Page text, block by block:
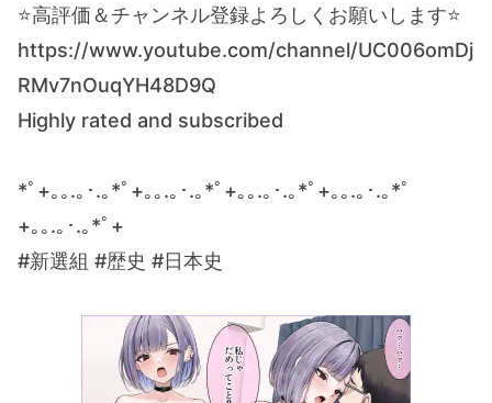
⭐️高評価＆チャンネル登録よろしくお願いします⭐️
https://www.youtube.com/channel/UC006omDj
RMv7nOuqYH48D9Q
Highly rated and subscribed
*ﾟ+｡｡.｡･.｡*ﾟ+｡｡.｡･.｡*ﾟ+｡｡.｡･.｡*ﾟ+｡｡.｡･.｡*ﾟ
+｡｡.｡･.｡*ﾟ+
#新選組 #歴史 #日本史